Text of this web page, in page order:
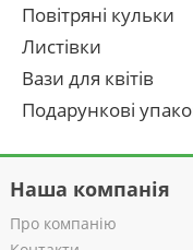
Повітряні кульки
Листівки
Вази для квітів
Подарункові
Наша компанія
Про компанію